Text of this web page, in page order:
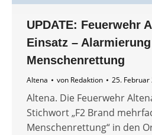
UPDATE: Feuerwehr
Einsatz –
Menschenrettung
Altena von Redaktion 25. Februar
Altena. Die Feuerwehr
Stichwort „F2 Brand
Menschenrettung“ in den